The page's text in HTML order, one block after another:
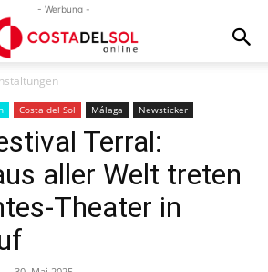
- Werbung -
Costa del Sol Málaga Newsticker
Terral:
aller Welt treten
Theater in